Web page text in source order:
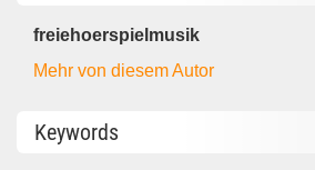
freiehoerspielmusik
Mehr von diesem Autor
Keywords